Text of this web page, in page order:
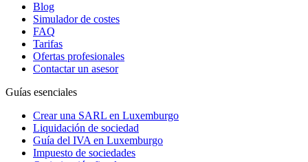
Blog
Simulador de costes
FAQ
Tarifas
Ofertas profesionales
Contactar un asesor
Guías esenciales
Crear una SARL en Luxemburgo
Liquidación de sociedad
Guía del IVA en Luxemburgo
Impuesto de sociedades